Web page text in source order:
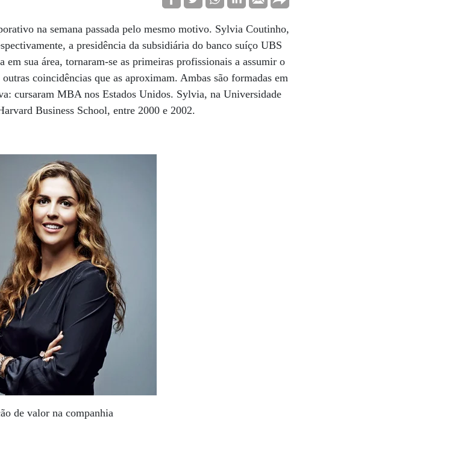
na semana passada pelo mesmo motivo. Sylvia Coutinho,
a presidência da subsidiária do banco suíço UBS
sua área, tornaram-se as primeiras profissionais a assumir o
coincidências que as aproximam. Ambas são formadas em
cursaram MBA nos Estados Unidos. Sylvia, na Universidade
Business School, entre 2000 e 2002.
de valor na companhia